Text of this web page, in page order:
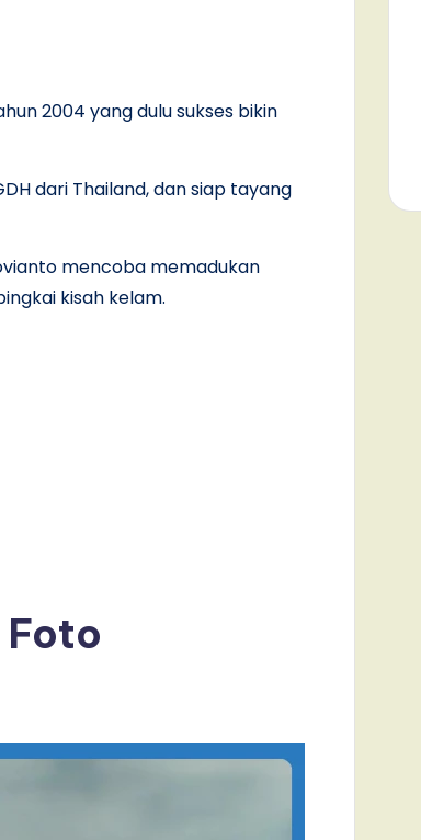
2004 yang dulu sukses bikin
dari Thailand, dan siap tayang
mencoba memadukan
kisah kelam.